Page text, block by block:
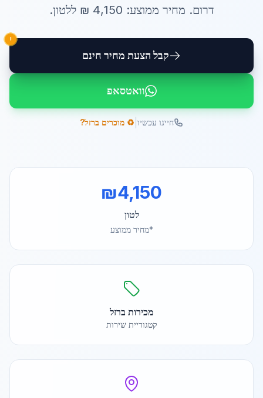
דרום. מחיר ממוצע: 4,150 ₪ ללטון.
קבל הצעת מחיר חינם
!
וואטסאפ
חייגו עכשיו ♻️ מוכרים ברזל?
₪4,150
לטון
*מחיר ממוצע
מכירות ברזל
קטגוריית שירות